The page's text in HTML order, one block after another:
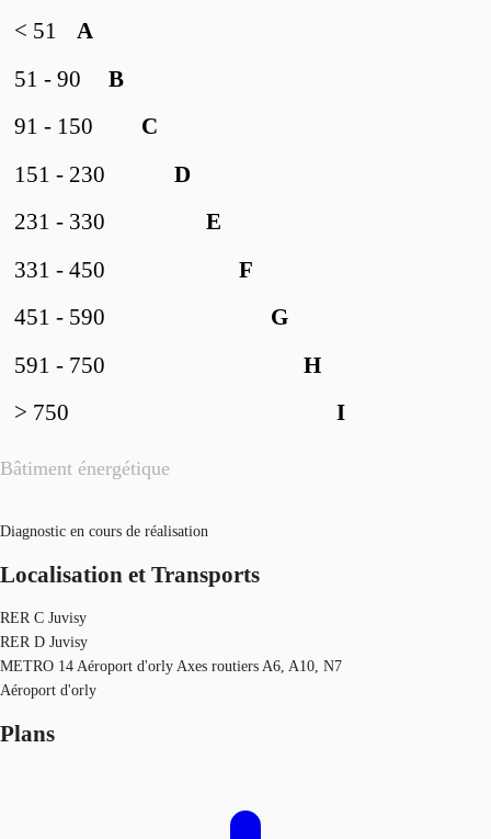
Bâtiment énergétique
A
< 51
B
51 - 90
C
91 - 150
D
151 - 230
E
231 - 330
F
331 - 450
G
451 - 590
H
591 - 750
I
> 750
Diagnostic en cours de réalisation
Localisation et Transports
RER C Juvisy
RER D Juvisy
METRO 14 Aéroport d'orly Axes routiers A6, A10, N7
Aéroport d'orly
Plans